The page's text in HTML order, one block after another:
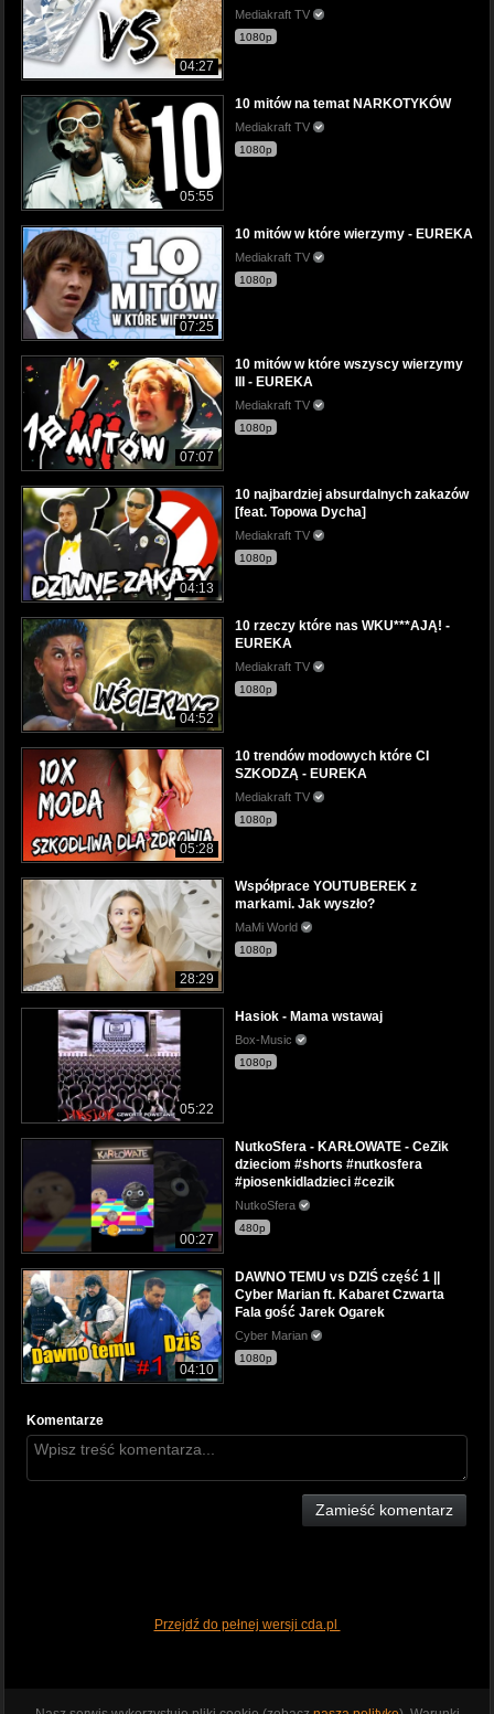
04:27
Mediakraft TV
1080p
05:55
10 mitów na temat NARKOTYKÓW
Mediakraft TV
1080p
07:25
10 mitów w które wierzymy - EUREKA
Mediakraft TV
1080p
07:07
10 mitów w które wszyscy wierzymy
III - EUREKA
Mediakraft TV
1080p
04:13
10 najbardziej absurdalnych zakazów
[feat. Topowa Dycha]
Mediakraft TV
1080p
04:52
10 rzeczy które nas WKU***AJĄ! -
EUREKA
Mediakraft TV
1080p
05:28
10 trendów modowych które CI
SZKODZĄ - EUREKA
Mediakraft TV
1080p
28:29
Współprace YOUTUBEREK z
markami. Jak wyszło?
MaMi World
1080p
05:22
Hasiok - Mama wstawaj
Box-Music
1080p
00:27
NutkoSfera - KARŁOWATE - CeZik
dzieciom #shorts #nutkosfera
#piosenkidladzieci #cezik
NutkoSfera
480p
04:10
DAWNO TEMU vs DZIŚ część 1 ||
Cyber Marian ft. Kabaret Czwarta
Fala gość Jarek Ogarek
Cyber Marian
1080p
Komentarze
Zamieść komentarz
Przejdź do pełnej wersji cda.pl